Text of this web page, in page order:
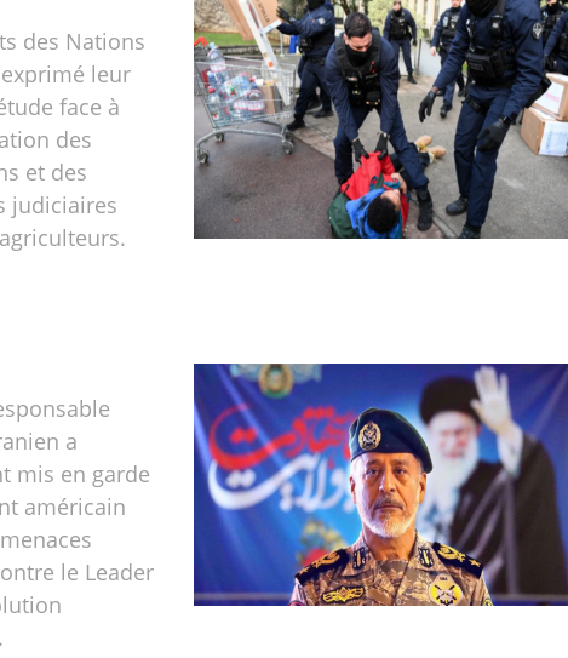
des Nations
leur
face à
des
et des
judiciaires
a
mis en garde
américain
le Leader